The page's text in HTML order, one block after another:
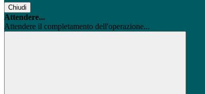
Chiudi
Attendere...
Attendere il completamento dell'operazione...